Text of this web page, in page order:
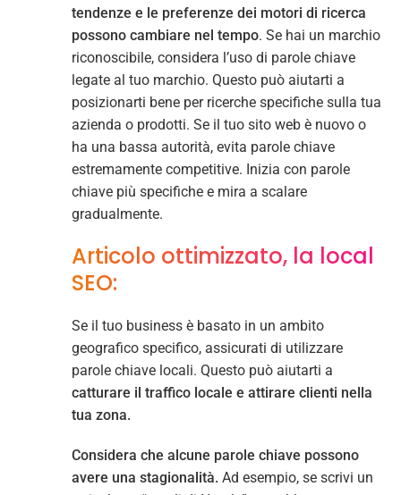
tendenze e le preferenze dei motori di ricerca
possono cambiare nel tempo. Se hai un marchio
riconoscibile, considera l’uso di parole chiave
legate al tuo marchio. Questo può aiutarti a
posizionarti bene per ricerche specifiche sulla tua
azienda o prodotti. Se il tuo sito web è nuovo o
ha una bassa autorità, evita parole chiave
estremamente competitive. Inizia con parole
chiave più specifiche e mira a scalare
gradualmente.
Articolo ottimizzato, la local
SEO:
Se il tuo business è basato in un ambito
geografico specifico, assicurati di utilizzare
parole chiave locali. Questo può aiutarti a
catturare il traffico locale e attirare clienti nella
tua zona.
Considera che alcune parole chiave possono
avere una stagionalità. Ad esempio, se scrivi un